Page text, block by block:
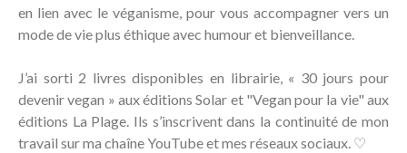
en lien avec le véganisme, pour vous accompagner vers un
mode de vie plus éthique avec humour et bienveillance.
J’ai sorti 2 livres disponibles en librairie, « 30 jours pour
devenir vegan » aux éditions Solar et "Vegan pour la vie" aux
éditions La Plage. Ils s’inscrivent dans la continuité de mon
travail sur ma chaîne YouTube et mes réseaux sociaux. ♡